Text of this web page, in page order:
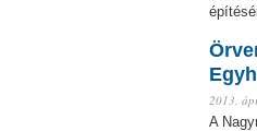
2013.
A